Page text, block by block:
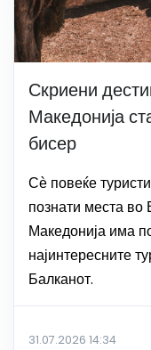
Скриени
Македонија
бисер
Сѐ повеќе
познати места во
Македонија има
најинтересните
Балканот.
31.07.2026 14:34